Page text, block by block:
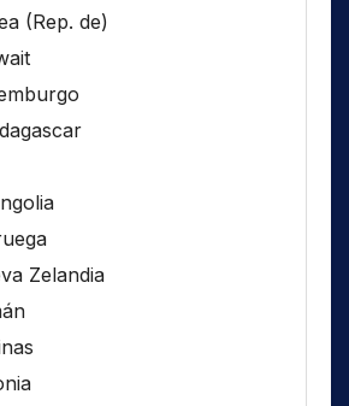
(Rep. de)
Zelandia